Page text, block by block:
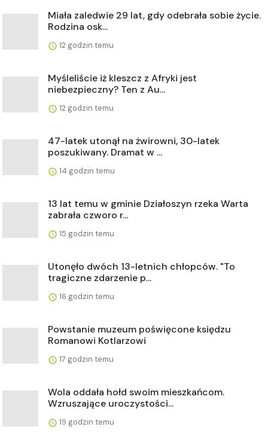
Miała zaledwie 29 lat, gdy odebrała sobie życie.
Rodzina osk...
12 godzin temu
Myśleliście iż kleszcz z Afryki jest
niebezpieczny? Ten z Au...
12 godzin temu
47-latek utonął na żwirowni, 30-latek
poszukiwany. Dramat w ...
14 godzin temu
13 lat temu w gminie Działoszyn rzeka Warta
zabrała czworo r...
15 godzin temu
Utonęło dwóch 13-letnich chłopców. "To
tragiczne zdarzenie p...
16 godzin temu
Powstanie muzeum poświęcone księdzu
Romanowi Kotlarzowi
17 godzin temu
Wola oddała hołd swoim mieszkańcom.
Wzruszające uroczystości...
19 godzin temu